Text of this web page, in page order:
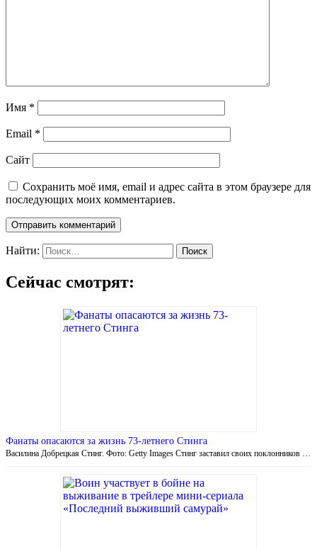
Имя *
Email *
Сайт
Сохранить моё имя, email и адрес сайта в этом браузере для
последующих моих комментариев.
Найти:
Сейчас смотрят:
Фанаты опасаются за жизнь 73-летнего Стинга
Василина Добрецкая Стинг. Фото: Getty Images Стинг заставил своих поклонников …